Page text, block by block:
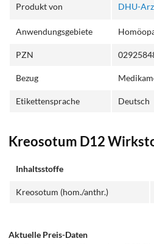
Produkt von DHU-
Anwendungsgebiete
PZN
Bezug
Etikettensprache Deutsch
Kreosotum D12
Inhaltsstoffe
Kreosotum (hom./anthr.)
Aktuelle Preis-Daten